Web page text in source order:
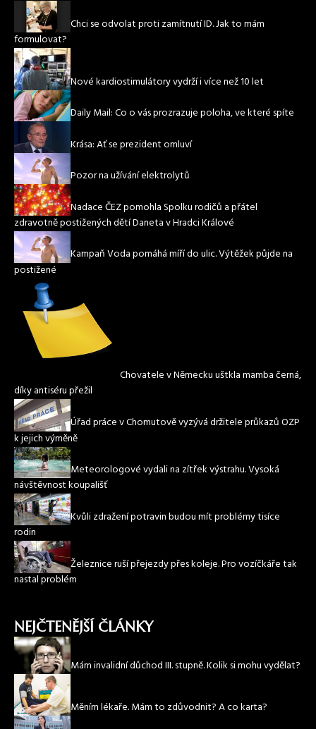
Chci se odvolat proti zamítnutí ID. Jak to mám
formulovat?
Nové kardiostimulátory vydrží i více než 10 let
Daily Mail: Co o vás prozrazuje poloha, ve které spíte
Krása: Ať se prezident omluví
Pozor na užívání elektrolytů
Nadace ČEZ pomohla Spolku rodičů a přátel
zdravotně postižených dětí Daneta v Hradci Králové
Kampaň Voda pomáhá míří do ulic. Výtěžek půjde na
postižené
Chovatele v Německu uštkla mamba černá,
díky antiséru přežil
Úřad práce v Chomutově vyzývá držitele průkazů OZP
k jejich výměně
Meteorologové vydali na zítřek výstrahu. Vysoká
návštěvnost koupališť
Kvůli zdražení potravin budou mít problémy tisíce
rodin
Železnice ruší přejezdy přes koleje. Pro vozíčkáře tak
nastal problém
NEJČTENĚJŠÍ ČLÁNKY
Mám invalidní důchod III. stupně. Kolik si mohu vydělat?
Měním lékaře. Mám to zdůvodnit? A co karta?